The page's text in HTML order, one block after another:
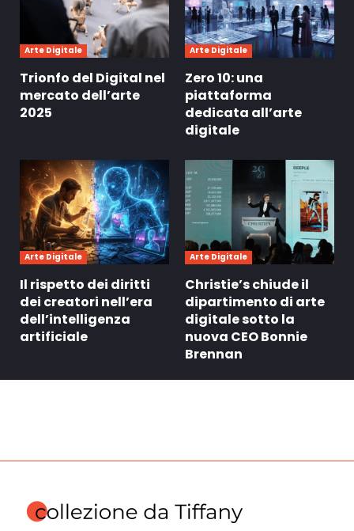
Arte Digitale
Trionfo del Digital nel
mercato dell’arte
2025
Arte Digitale
Zero 10: una
piattaforma
dedicata all’arte
digitale
Arte Digitale
Il rispetto dei diritti
dei creatori nell’era
dell’intelligenza
artificiale
Arte Digitale
Christie’s chiude il
dipartimento di arte
digitale sotto la
nuova CEO Bonnie
Brennan